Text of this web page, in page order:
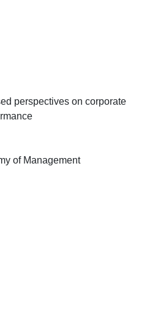
perspectives on corporate
of Management